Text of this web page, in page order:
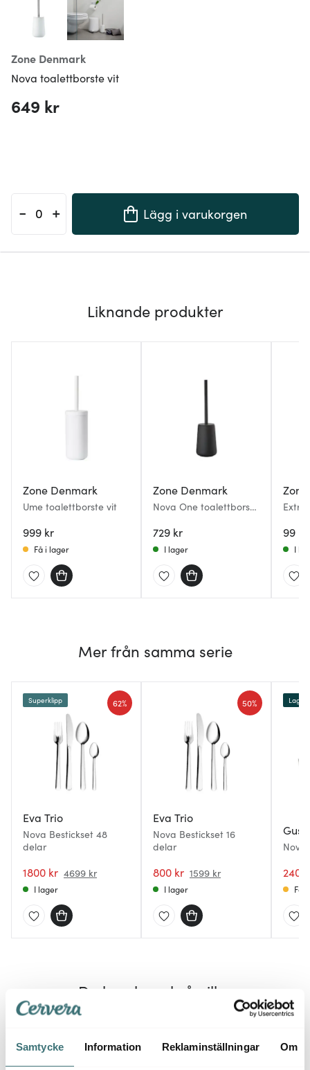
Samtycke Information Reklaminställningar Om
Zone Denmark
Nova toalettborste vit
649 kr
- + Lägg i varukorgen
Liknande produkter
Zone Denmark
Ume toalettborste vit
999 kr
Få i lager
Zone Denmark
Nova One toalettborste
729 kr
I lager
99 kr
I
Mer från samma serie
Eva Trio
Nova Bestickset 48
delar
1800 kr 4699 kr
62%
Superklipp
I lager
Eva Trio
Nova Bestickset 16
delar
800 kr 1599 kr
50%
I lager
Gus
Nova
240
Få
Du kanske också gillar